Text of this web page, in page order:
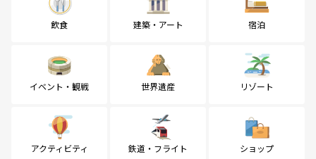
飲食 建築・アート 宿泊
イベント・観戦 世界遺産 リゾート
アクティビティ 鉄道・フライト ショップ